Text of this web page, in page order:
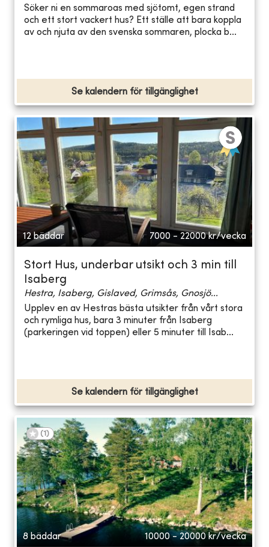
Söker ni en sommaroas med sjötomt, egen strand
och ett stort vackert hus? Ett ställe att bara koppla
av och njuta av den svenska sommaren, plocka b...
Se kalendern för tillgänglighet
12 bäddar 7000 - 22000 kr/vecka
Stort Hus, underbar utsikt och 3 min till
Isaberg
Hestra, Isaberg, Gislaved, Grimsås, Gnosjö...
Upplev en av Hestras bästa utsikter från vårt stora
och rymliga hus, bara 3 minuter från Isaberg
(parkeringen vid toppen) eller 5 minuter till Isab...
Se kalendern för tillgänglighet
(1 )
8 bäddar 10000 - 20000 kr/vecka